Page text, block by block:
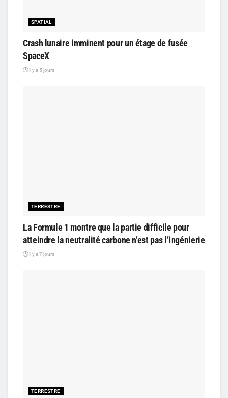
SPATIAL
Crash lunaire imminent pour un étage de fusée
SpaceX
il y a 5 jours
TERRESTRE
La Formule 1 montre que la partie difficile pour
atteindre la neutralité carbone n’est pas l’ingénierie
il y a 7 jours
TERRESTRE